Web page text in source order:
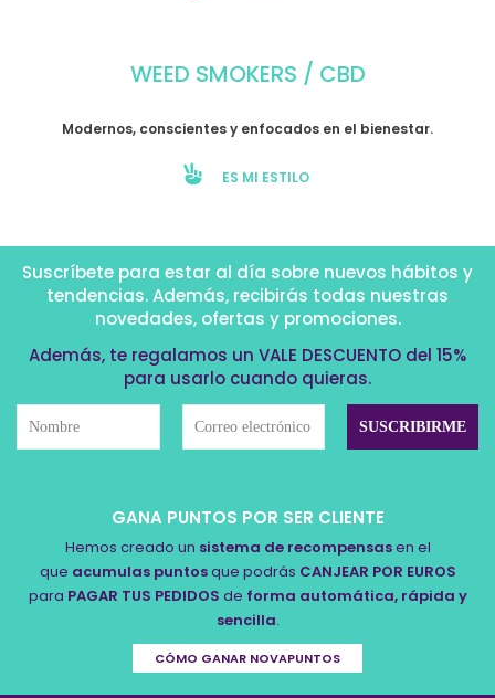
WEED SMOKERS / CBD
Modernos, conscientes y enfocados en el bienestar.
ES MI ESTILO
Suscríbete para estar al día sobre nuevos hábitos y
tendencias. Además, recibirás todas nuestras
novedades, ofertas y promociones.
Además, te regalamos un VALE DESCUENTO del 15%
para usarlo cuando quieras.
GANA PUNTOS POR SER CLIENTE
Hemos creado un sistema de recompensasen el
que acumulas puntosque podrás CANJEAR POR EUROS
para PAGAR TUS PEDIDOS de forma automática, rápida y
sencilla.
CÓMO GANAR NOVAPUNTOS